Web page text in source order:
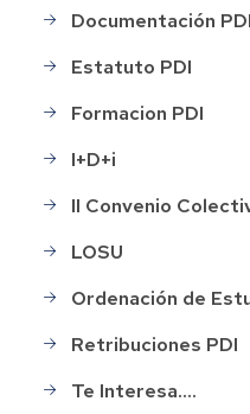
Documentación PDI
Estatuto PDI
Formacion PDI
I+D+i
II Convenio
LOSU
Ordenación de
Retribuciones PDI
Te Interesa....